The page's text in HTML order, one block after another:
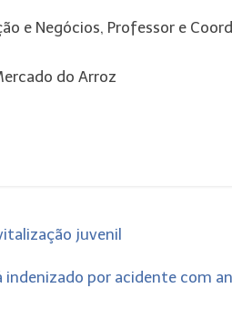
e Negócios, Professor e
do Arroz
juvenil
por acidente com